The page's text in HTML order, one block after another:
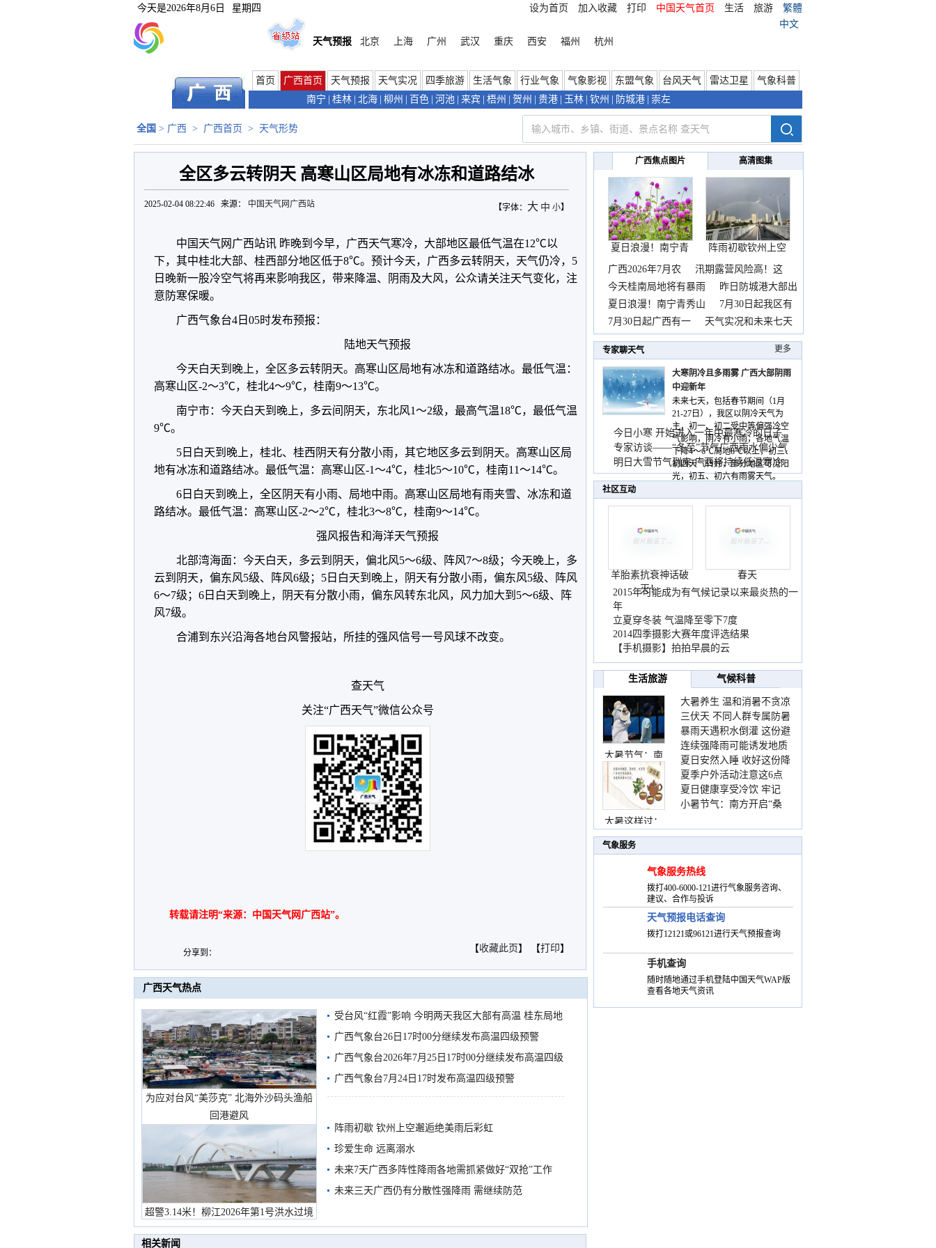
今天是2026年8月6日 星期四 设为首页 加入收藏 打印 中国天气首页 生活 旅游
繁體
中文
天气预报
北京 上海 广州 武汉 重庆 西安 福州 杭州
首页 广西首页 天气预报 天气实况 四季旅游 生活气象 行业气象 气象影视 东盟气象 台风天气 雷达卫星
气象科普
南宁
桂林 北海 柳州 百色 河池 来宾 梧州 贺州 贵港 玉林 钦州 防城港 崇左
全国 > 广西 > 广西首页 > 天气形势
全区多云转阴天 高寒山区局地有冰冻和道路结冰
【字体： 大 中 小】
2025-02-04 08:22:46 来源： 中国天气网广西站
中国天气网广西站讯 昨晚到今早，广西天气寒冷，大部地区最低气温在12℃以
下，其中桂北大部、桂西部分地区低于8℃。预计今天，广西多云转阴天，天气仍冷，5
日晚新一股冷空气将再来影响我区，带来降温、阴雨及大风，公众请关注天气变化，注
意防寒保暖。
广西气象台4日05时发布预报：
陆地天气预报
今天白天到晚上，全区多云转阴天。高寒山区局地有冰冻和道路结冰。最低气温：
高寒山区-2～3℃，桂北4～9℃，桂南9～13℃。
南宁市：今天白天到晚上，多云间阴天，东北风1～2级，最高气温18℃，最低气温
9℃。
5日白天到晚上，桂北、桂西阴天有分散小雨，其它地区多云到阴天。高寒山区局
地有冰冻和道路结冰。最低气温：高寒山区-1～4℃，桂北5～10℃，桂南11～14℃。
6日白天到晚上，全区阴天有小雨、局地中雨。高寒山区局地有雨夹雪、冰冻和道
路结冰。最低气温：高寒山区-2～2℃，桂北3～8℃，桂南9～14℃。
强风报告和海洋天气预报
北部湾海面：今天白天，多云到阴天，偏北风5～6级、阵风7～8级；今天晚上，多
云到阴天，偏东风5级、阵风6级；5日白天到晚上，阴天有分散小雨，偏东风5级、阵风
6～7级；6日白天到晚上，阴天有分散小雨，偏东风转东北风，风力加大到5～6级、阵
风7级。
合浦到东兴沿海各地台风警报站，所挂的强风信号一号风球不改变。
查天气
关注“广西天气”微信公众号
转载请注明“来源：中国天气网广西站”。
分享到： 【收藏此页 】 【打印】
广西天气热点
为应对台风“美莎克” 北海外沙码头渔船
回港避风
超警3.14米！柳江2026年第1号洪水过境
市民在堤岸见证汛况
受台风“红霞”影响 今明两天我区大部有高温 桂东局地
有较强降雨
广西气象台26日17时00分继续发布高温四级预警
广西气象台2026年7月25日17时00分继续发布高温四级
预警
广西气象台7月24日17时发布高温四级预警
阵雨初歇 钦州上空邂逅绝美雨后彩虹
珍爱生命 远离溺水
未来7天广西多阵性降雨各地需抓紧做好“双抢”工作
未来三天广西仍有分散性强降雨 需继续防范
相关新闻
广西焦点图片 高清图集
夏日浪漫！南宁青
秀山
阵雨初歇钦州上空
邂逅
广西2026年7月农
汛期露营风险高！这
份
今天桂南局地将有暴雨
昨日防城港大部出
现暴
夏日浪漫！南宁青秀山
7月30日起我区有
持
7月30日起广西有一
天气实况和未来七天
天
专家聊天气 更多
大寒阴冷且多雨雾 广西大部阴雨
中迎新年
未来七天，包括春节期间（1月
21-27日），我区以阴冷天气为
主，初一、初二受中等偏强冷空
气影响，阴冷有小雨，各地气温
下降4～6℃局地8℃以上，初三、
初四天气转好，部分地区可见阳
光，初五、初六有雨雾天气。
今日小寒 开始进入一年中最寒冷的日子
专家访谈——“冬至”节气广西雨水偏少气
温低
明日大雪节气到来 广西将持续低温寒冷
天气
社区互动
羊胎素抗衰神话破
灭！
春天
2015年可能成为有气候记录以来最炎热的一
年
立夏穿冬装 气温降至零下7度
2014四季摄影大赛年度评选结果
【手机摄影】拍拍早晨的云
生活旅游 气候科普
大暑节气：南
大暑这样过：
大暑养生 温和消暑不贪凉
三伏天 不同人群专属防暑
要点请收好
暴雨天遇积水倒灌 这份避
险提示请收好
连续强降雨可能诱发地质
灾害 这些前兆要知道
夏日安然入睡 收好这份降
温小贴士
夏季户外活动注意这6点
防暑健身两不误
夏日健康享受冷饮 牢记
“两注意一控制”
小暑节气：南方开启“桑
季
气象服务
气象服务热线
拨打400-6000-121进行气象服务咨询、
建议、合作与投诉
天气预报电话查询
拨打12121或96121进行天气预报查询
手机查询
随时随地通过手机登陆中国天气WAP版
查看各地天气资讯